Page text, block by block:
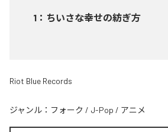
1 ： ちいさな幸せの紡ぎ方
Riot Blue Records
ジャンル： フォーク / J-Pop / アニメ